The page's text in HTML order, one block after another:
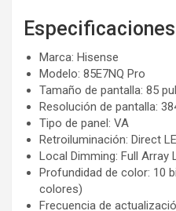
Marca: Hisense
Modelo: 85E7NQ Pro
Tamaño de pantalla: 85
Resolución de pantalla:
Tipo de panel: VA
Retroiluminación: Direct
Local Dimming: Full Array
Profundidad de color: 10
colores)
Frecuencia de